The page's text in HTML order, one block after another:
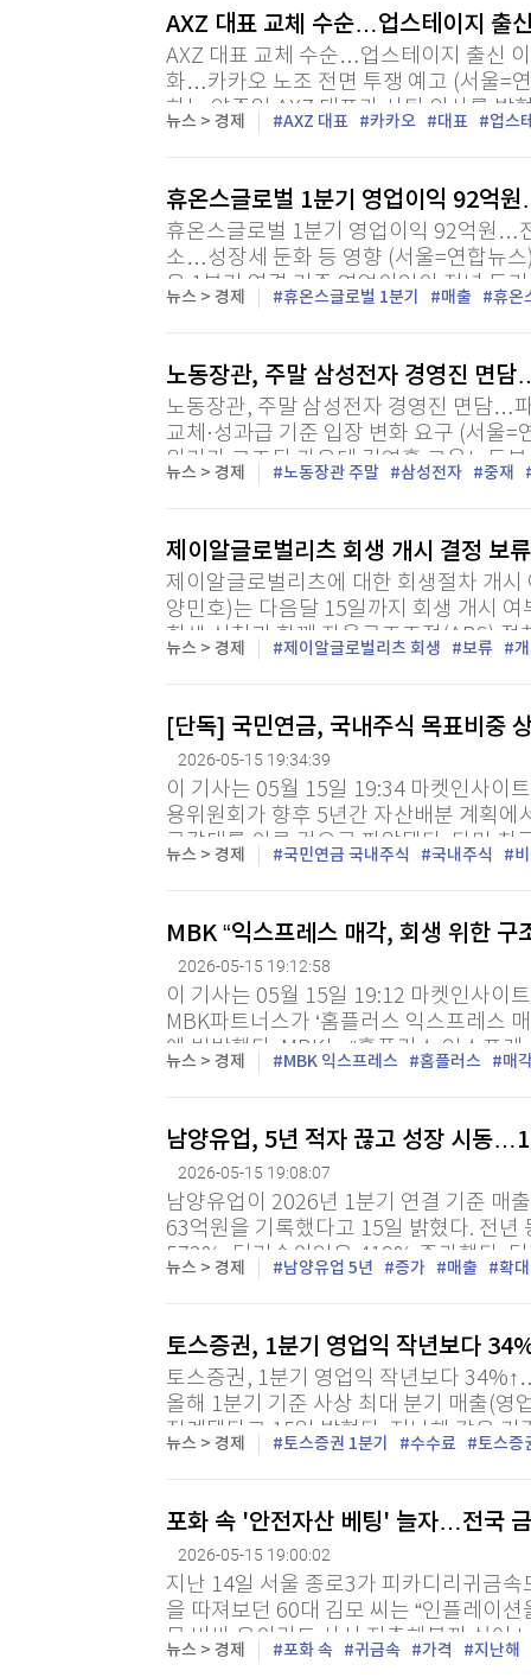
AXZ 대표 교체 수순…업스테이지 출
AXZ 대표 교체 수순…업스테이지 출신
화…카카오 노조 전면 투쟁 예고 (서울=
하는 양주일 AXZ 대표가 사퇴 의사를 밝
르면 양 대표는 전날 AXZ 직원을 대상으
뉴스 > 경제 AXZ 대표 카카오 대표 업스
휴온스글로벌 1분기 영업이익 92억
휴온스글로벌 1분기 영업이익 92억원…
소…성장세 둔화 등 영향 (서울=연합뉴
은 1분기 연결 기준 영업이익이 전년 동
다고 15일 밝혔다. 매출은 작년 같은 기
뉴스 > 경제 휴온스글로벌 1분기 매출 휴온
노동장관, 주말 삼성전자 경영진 면
노동장관, 주말 삼성전자 경영진 면담…
교체·성과급 기준 입장 변화 요구 (서울
위기가 고조된 가운데 김영훈 고용노동
과 만나 적극 중재에 나선다. 15일 정부
뉴스 > 경제 노동장관 주말 삼성전자 중재
제이알글로벌리츠 회생 개시 결정 보
제이알글로벌리츠에 대한 회생절차 개
양민호)는 다음달 15일까지 회생 개시
회생 신청과 함께 자율구조조정(ARS)
뉴스 > 경제 제이알글로벌리츠 회생 보류
[단독] 국민연금, 국내주식 목표비중
2026-05-15 19:34:39
이 기사는 05월 15일 19:34 마켓인사이
용위원회가 향후 5년간 자산배분 계획
공감대를 이룬 것으로 파악됐다. 다만 최
에 급등한 만큼 목표 비중과 허용 범위를
뉴스 > 경제 국민연금 국내주식 국내주식
MBK “익스프레스 매각, 회생 위한
2026-05-15 19:12:58
이 기사는 05월 15일 19:12 마켓인사이
MBK파트너스가 ‘홈플러스 익스프레스
에 반박했다. MBK는 “홈플러스 익스프
환으로 추진된 것”이라고 강조했다.
뉴스 > 경제 MBK 익스프레스 홈플러스 매
남양유업, 5년 적자 끊고 성장 시동
2026-05-15 19:08:07
남양유업이 2026년 1분기 연결 기준 매
63억원을 기록했다고 15일 밝혔다. 전
572%, 당기순이익은 419% 증가했다.
횡령·배임 관련 피해변제공탁금 82억
뉴스 > 경제 남양유업 5년 증가 매출 확대
토스증권, 1분기 영업익 작년보다
토스증권, 1분기 영업익 작년보다
올해 1분기 기준 사상 최대 분기 매출(영
집계됐다고 15일 밝혔다. 지난해 같은
뉴스 > 경제 토스증권 1분기 수수료 토스증
포화 속 '안전자산 베팅' 늘자…전국
2026-05-15 19:00:02
지난 14일 서울 종로3가 피카디리귀금
을 따져보던 60대 김모 씨는 “인플레이
무 비싸 은이라도 사서 저축해볼까 싶어
즈 ‘한국금거래소’의 종로 본점을 찾은
뉴스 > 경제 포화 속 귀금속 가격 지난해